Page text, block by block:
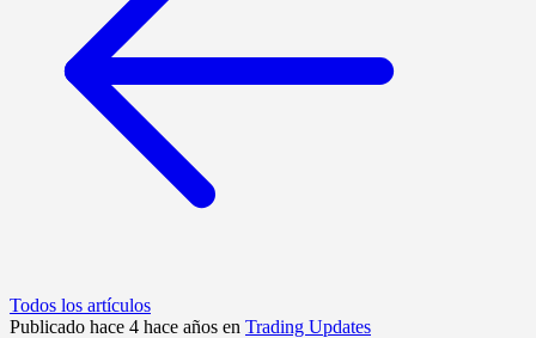
Todos los artículos
Publicado hace 4 hace años en Trading Updates